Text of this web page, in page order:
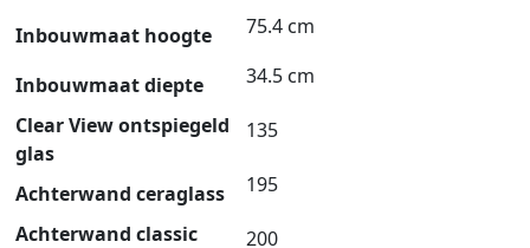
Inbouwmaat hoogte 75.4 cm
Inbouwmaat diepte
34.5 cm
Clear View ontspiegeld
glas
135
Achterwand ceraglass
195
Achterwand classic
200